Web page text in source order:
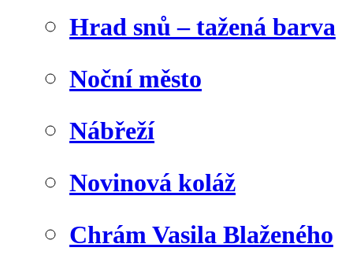
Hrad snů – tažená barva
Noční město
Nábřeží
Novinová koláž
Chrám Vasila Blaženého